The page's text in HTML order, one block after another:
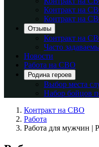
Контракт на
Контракт на
Отзывы
Контракт на
Часто
Новости
Работа на СВО
Родина героев
Выбор места
Набор бойцов
Контракт на СВО
Работа
Работа для мужчин |